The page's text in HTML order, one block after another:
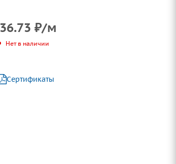
36.73 ₽/м
Нет в наличии
Сертификаты